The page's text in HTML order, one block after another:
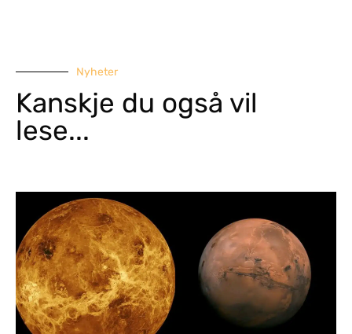
Nyheter
Kanskje du også vil
lese...